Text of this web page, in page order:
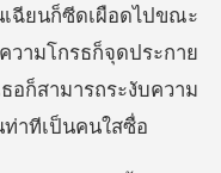
วามโกรธก็จุดประกาย